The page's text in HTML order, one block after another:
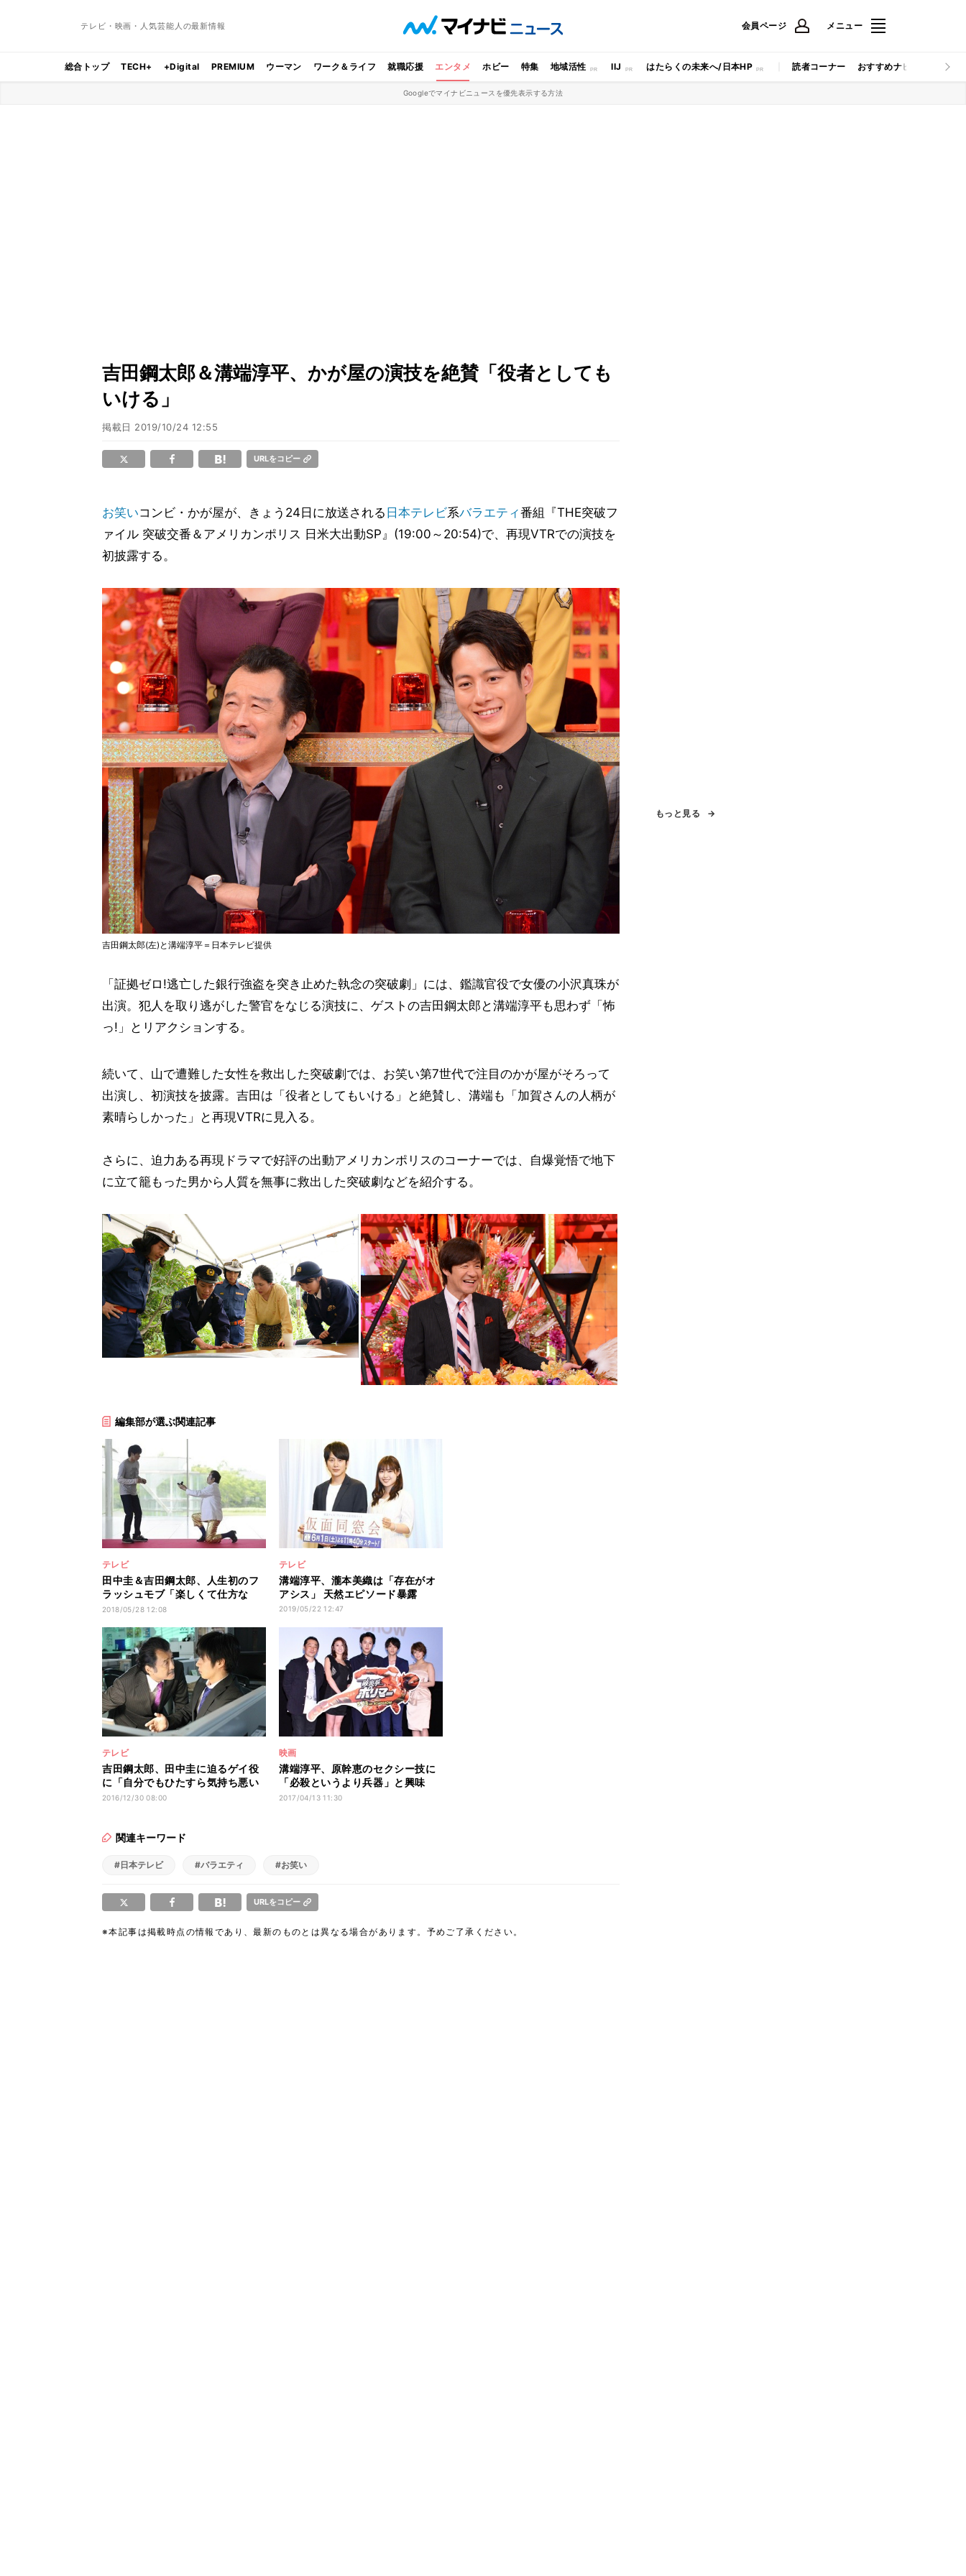
テレビ・映画・人気芸能人の最新情報 会員ページ メニュー
総合トップ TECH+ +Digital PREMIUM ウーマン ワーク＆ライフ 就職応援 エンタメ ホビー 特集 地域活性 IIJ はたらくの未来へ/日本HP 読者コーナー おすすめナビ マイナビ
Googleでマイナビニュースを優先表示する方法
吉田鋼太郎＆溝端淳平、かが屋の演技を絶賛「役者としても
いける」
掲載日 2019/10/24 12:55
URLをコピー
お笑いコンビ・かが屋が、きょう24日に放送される 日本テレビ系バラエティ番組『THE突破フ
ァイル 突破交番＆アメリカンポリス 日米大出動SP』(19:00～20:54)で、再現VTRでの演技を
初披露する。
吉田鋼太郎(左)と溝端淳平＝日本テレビ提供
「証拠ゼロ!逃亡した銀行強盗を突き止めた執念の突破劇」には、鑑識官役で女優の小沢真珠が
出演。犯人を取り逃がした警官をなじる演技に、ゲストの吉田鋼太郎と溝端淳平も思わず「怖
っ!」とリアクションする。
続いて、山で遭難した女性を救出した突破劇では、お笑い第7世代で注目のかが屋がそろって
出演し、初演技を披露。吉田は「役者としてもいける」と絶賛し、溝端も「加賀さんの人柄が
素晴らしかった」と再現VTRに見入る。
さらに、迫力ある再現ドラマで好評の出動アメリカンポリスのコーナーでは、自爆覚悟で地下
に立て籠もった男から人質を無事に救出した突破劇などを紹介する。
編集部が選ぶ関連記事
テレビ
田中圭＆吉田鋼太郎、人生初のフ
ラッシュモブ「楽しくて仕方な
い」
2018/05/28 12:08
テレビ
溝端淳平、瀧本美織は「存在がオ
アシス」 天然エピソード暴露
2019/05/22 12:47
テレビ
吉田鋼太郎、田中圭に迫るゲイ役
に「自分でもひたすら気持ち悪い
です(笑)」
2016/12/30 08:00
映画
溝端淳平、原幹恵のセクシー技に
「必殺というより兵器」と興味
津々
2017/04/13 11:30
関連キーワード
#日本テレビ #バラエティ #お笑い
URLをコピー
※本記事は掲載時点の情報であり、最新のものとは異なる場合があります。予めご了承ください。
もっと見る